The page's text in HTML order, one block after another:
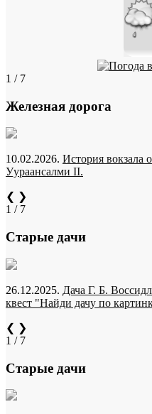
1 / 7
Железная дорога
10.02.2026. История вокзала
Уураансалми II.
❮ ❯
1 / 7
Старые дачи
26.12.2025. Дача Г. Б.
квест "Найди дачу по
❮ ❯
1 / 7
Старые дачи